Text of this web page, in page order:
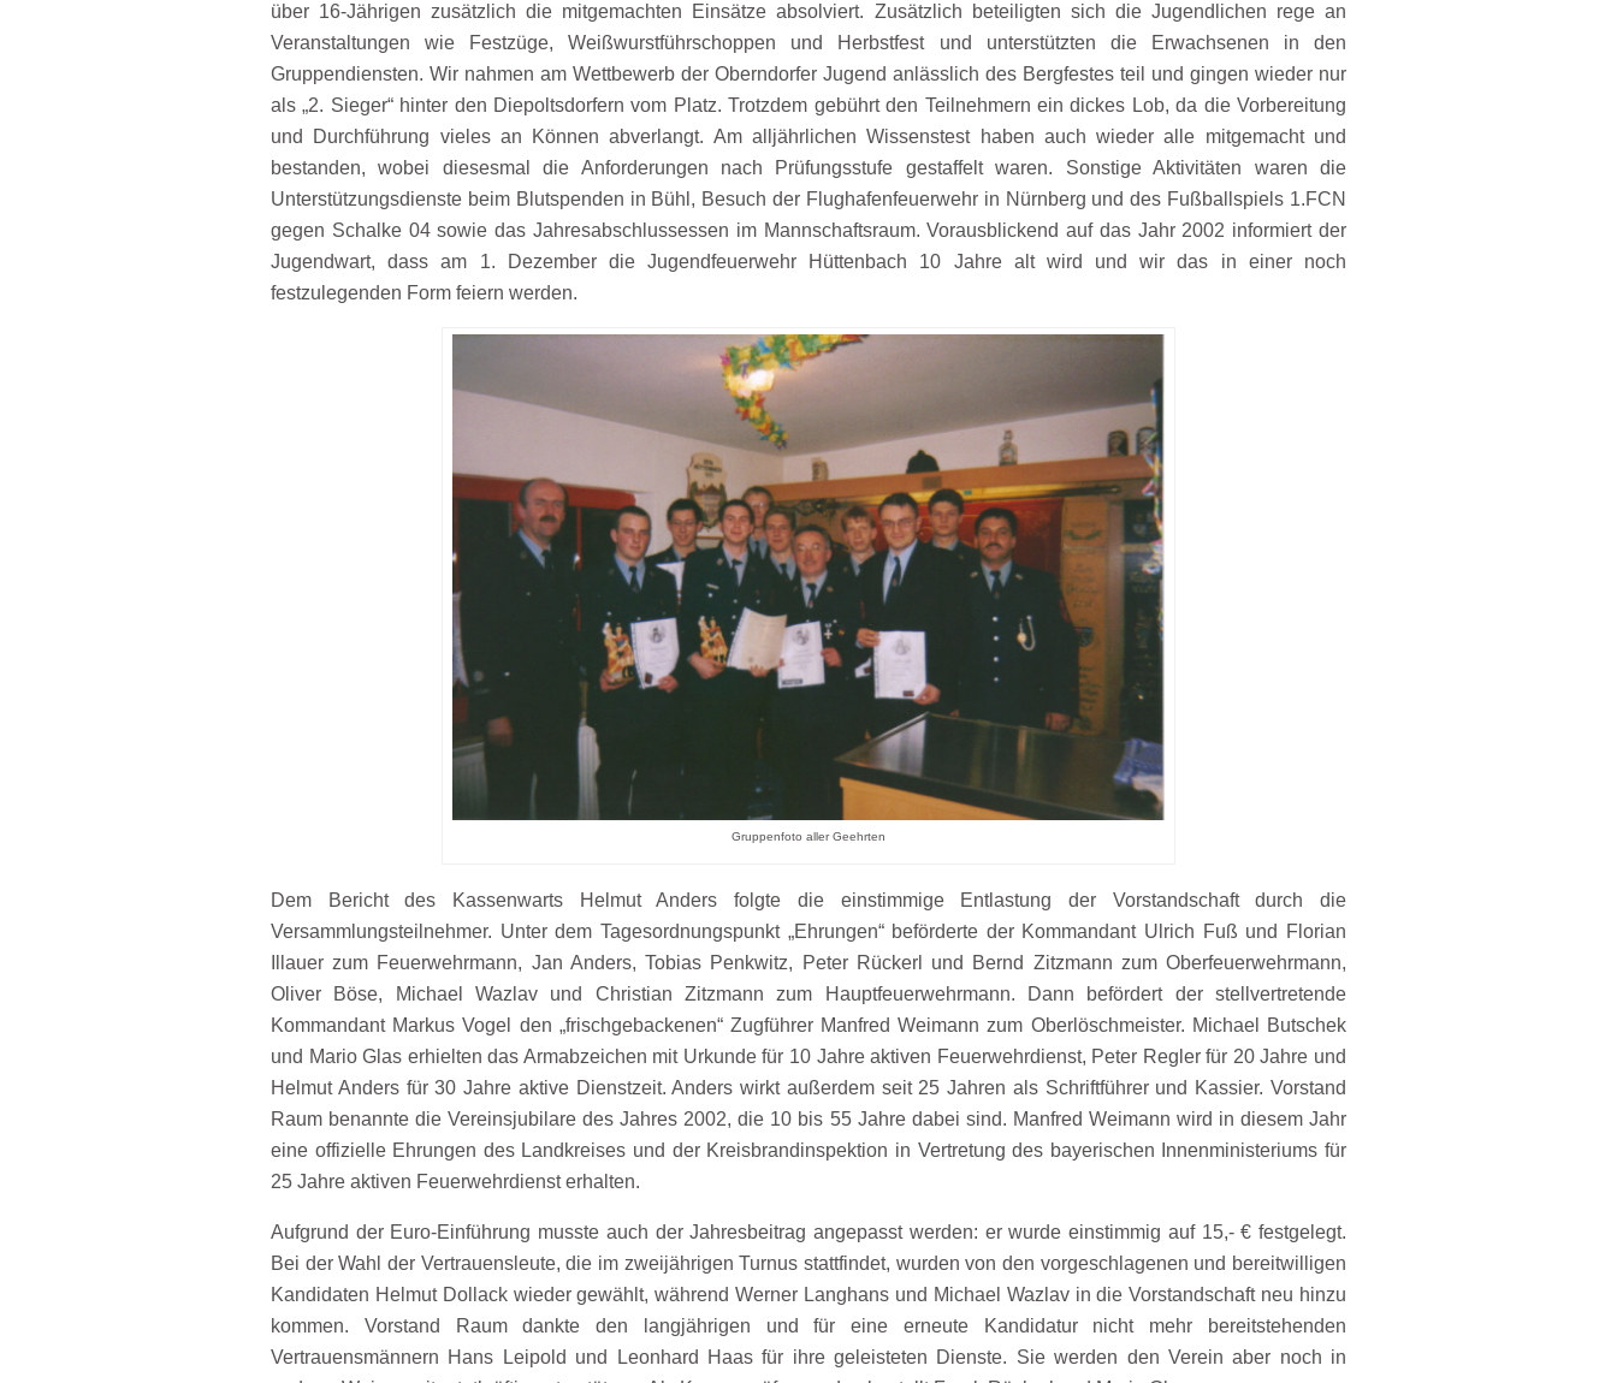
über 16-Jährigen zusätzlich die mitgemachten Einsätze absolviert. Zusätzlich beteiligten sich die Jugendlichen rege an
Veranstaltungen wie Festzüge, Weißwurstführschoppen und Herbstfest und unterstützten die Erwachsenen in den
Gruppendiensten. Wir nahmen am Wettbewerb der Oberndorfer Jugend anlässlich des Bergfestes teil und gingen wieder nur
als „2. Sieger“ hinter den Diepoltsdorfern vom Platz. Trotzdem gebührt den Teilnehmern ein dickes Lob, da die Vorbereitung
und Durchführung vieles an Können abverlangt. Am alljährlichen Wissenstest haben auch wieder alle mitgemacht und
bestanden, wobei diesesmal die Anforderungen nach Prüfungsstufe gestaffelt waren. Sonstige Aktivitäten waren die
Unterstützungsdienste beim Blutspenden in Bühl, Besuch der Flughafenfeuerwehr in Nürnberg und des Fußballspiels 1.FCN
gegen Schalke 04 sowie das Jahresabschlussessen im Mannschaftsraum. Vorausblickend auf das Jahr 2002 informiert der
Jugendwart, dass am 1. Dezember die Jugendfeuerwehr Hüttenbach 10 Jahre alt wird und wir das in einer noch
festzulegenden Form feiern werden.
Gruppenfoto aller Geehrten
Dem Bericht des Kassenwarts Helmut Anders folgte die einstimmige Entlastung der Vorstandschaft durch die
Versammlungsteilnehmer. Unter dem Tagesordnungspunkt „Ehrungen“ beförderte der Kommandant Ulrich Fuß und Florian
Illauer zum Feuerwehrmann, Jan Anders, Tobias Penkwitz, Peter Rückerl und Bernd Zitzmann zum Oberfeuerwehrmann,
Oliver Böse, Michael Wazlav und Christian Zitzmann zum Hauptfeuerwehrmann. Dann befördert der stellvertretende
Kommandant Markus Vogel den „frischgebackenen“ Zugführer Manfred Weimann zum Oberlöschmeister. Michael Butschek
und Mario Glas erhielten das Armabzeichen mit Urkunde für 10 Jahre aktiven Feuerwehrdienst, Peter Regler für 20 Jahre und
Helmut Anders für 30 Jahre aktive Dienstzeit. Anders wirkt außerdem seit 25 Jahren als Schriftführer und Kassier. Vorstand
Raum benannte die Vereinsjubilare des Jahres 2002, die 10 bis 55 Jahre dabei sind. Manfred Weimann wird in diesem Jahr
eine offizielle Ehrungen des Landkreises und der Kreisbrandinspektion in Vertretung des bayerischen Innenministeriums für
25 Jahre aktiven Feuerwehrdienst erhalten.
Aufgrund der Euro-Einführung musste auch der Jahresbeitrag angepasst werden: er wurde einstimmig auf 15,- € festgelegt.
Bei der Wahl der Vertrauensleute, die im zweijährigen Turnus stattfindet, wurden von den vorgeschlagenen und bereitwilligen
Kandidaten Helmut Dollack wieder gewählt, während Werner Langhans und Michael Wazlav in die Vorstandschaft neu hinzu
kommen. Vorstand Raum dankte den langjährigen und für eine erneute Kandidatur nicht mehr bereitstehenden
Vertrauensmännern Hans Leipold und Leonhard Haas für ihre geleisteten Dienste. Sie werden den Verein aber noch in